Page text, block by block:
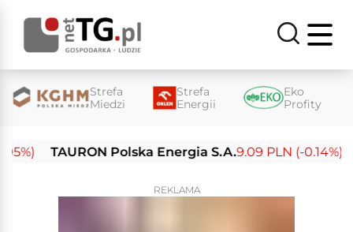
Strefa
Miedzi
Strefa
Energii
Eko
Profity
TAURON Polska Energia S.A.9.09 PLN (-0.14%)
REKLAMA